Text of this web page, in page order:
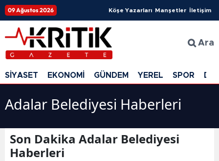
09 Ağustos 2026 Köşe Yazarları Manşetler İletişim
Ara
SİYASET EKONOMİ GÜNDEM YEREL SPOR
Adalar Belediyesi Haberleri
Son Dakika Adalar Belediyesi
Haberleri